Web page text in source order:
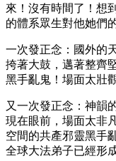
來！沒有時間了！想
的體系眾生對他她們
一次發正念：國外的
挎著大鼓，邁著整齊
黑手亂鬼！場面太壯
又一次發正念：神韻
現在眼前，場面太非
空間的共產邪靈黑手
全球大法弟子已經形